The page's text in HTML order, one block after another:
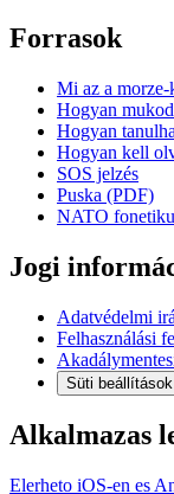
Forrasok
Mi az a morze-
Hogyan
Hogyan
Hogyan kell
SOS jelzés
Puska (PDF)
NATO
Jogi
Adatvédelmi
Felhasználási
Süti beállítások
Alkalmazas
Elerheto iOS-en es